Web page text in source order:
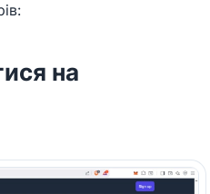
на